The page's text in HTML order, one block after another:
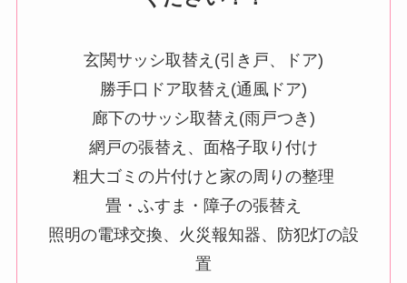
玄関サッシ取替え(引き戸、ドア)
勝手口ドア取替え(通風ドア)
廊下のサッシ取替え(雨戸つき)
網戸の張替え、面格子取り付け
粗大ゴミの片付けと家の周りの整理
畳・ふすま・障子の張替え
照明の電球交換、火災報知器、防犯灯の設
置